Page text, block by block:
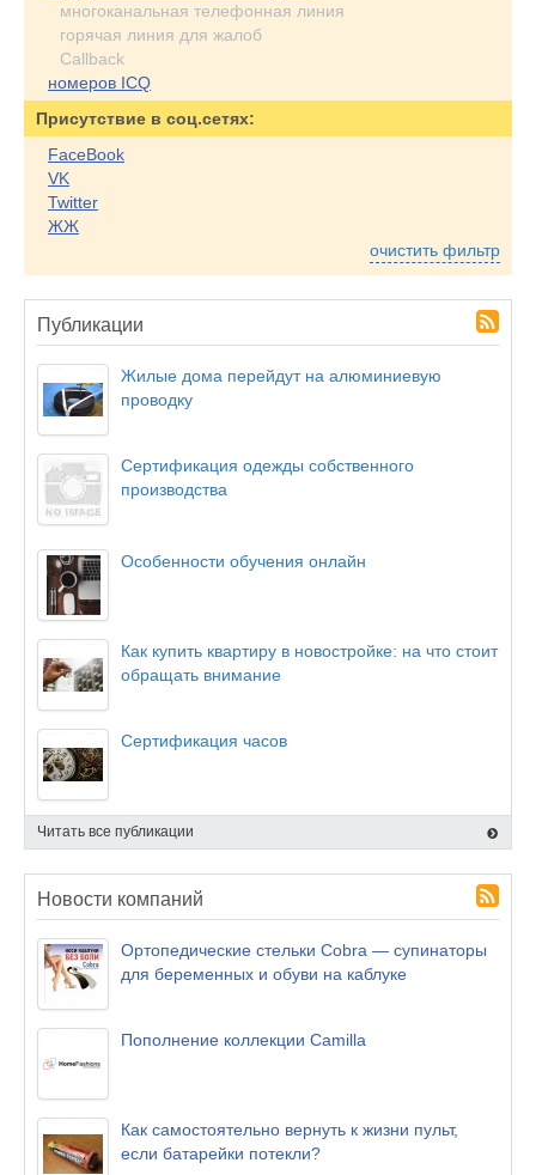
многоканальная телефонная линия
горячая линия для жалоб
Callback
номеров ICQ
Присутствие в соц.сетях:
FaceBook
VK
Twitter
ЖЖ
очистить фильтр
Публикации
Жилые дома перейдут на алюминиевую
проводку
Сертификация одежды собственного
производства
Особенности обучения онлайн
Как купить квартиру в новостройке: на что стоит
обращать внимание
Сертификация часов
Читать все публикации
Новости компаний
Ортопедические стельки Cobra — супинаторы
для беременных и обуви на каблуке
Пополнение коллекции Camilla
Как самостоятельно вернуть к жизни пульт,
если батарейки потекли?